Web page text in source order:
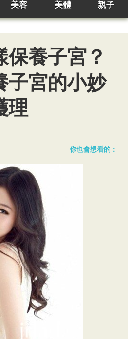
美容 美體 親子
保養子宮？
子宮的小妙
理
你也會想看的：